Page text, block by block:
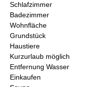
Schlafzimmer
Badezimmer
Wohnfläche
Grundstück
Haustiere
Kurzurlaub möglich
Entfernung Wasser
Einkaufen